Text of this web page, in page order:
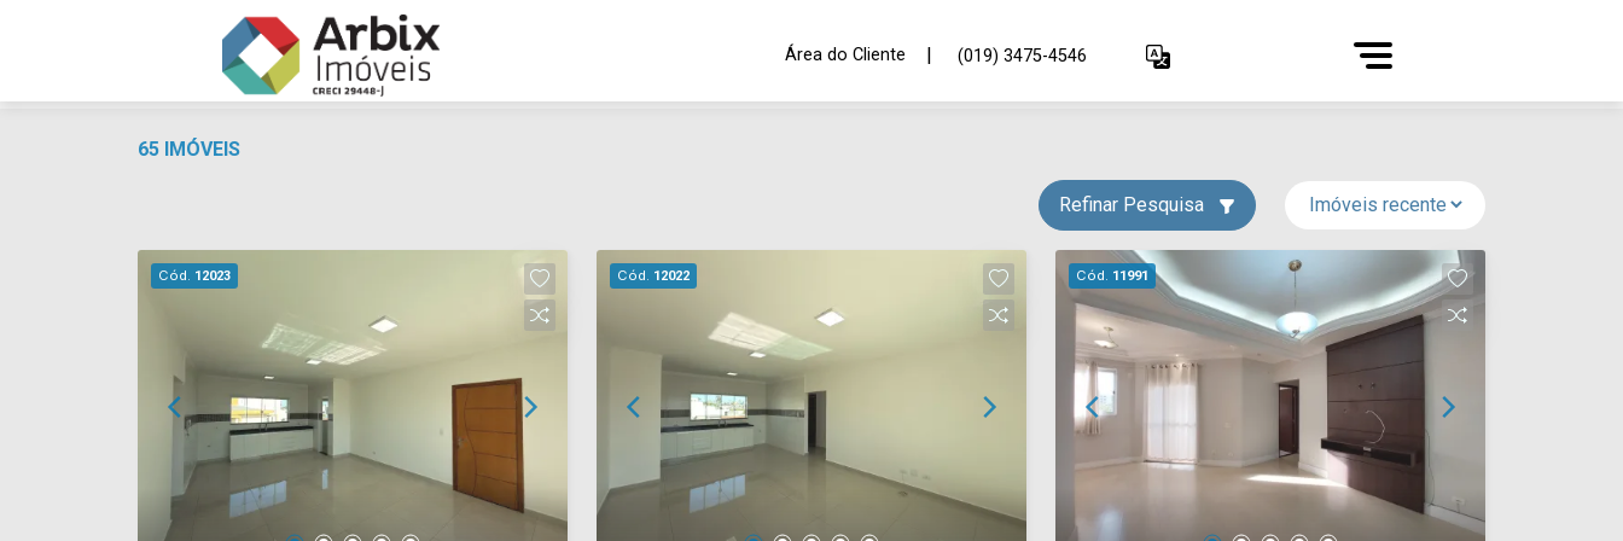
Área do Cliente | (019) 3475-4546
65 IMÓVEIS
Refinar Pesquisa
Cód. 12023 Cód. 12022 Cód. 11991